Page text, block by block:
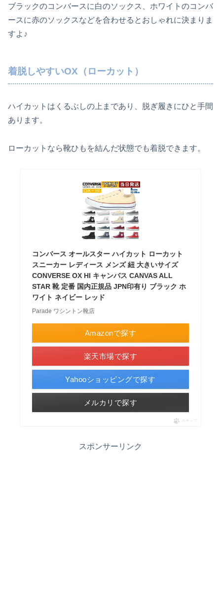
ブラックのコンバースに白のソックス、ホワイトのコンバ
ースに赤のソックスなどを合わせるとおしゃれに決まりま
すよ♪
着脱しやすいOX（ローカット）
ハイカットはくるぶしの上まであり、脱ぎ履きにひと手間
あります。
ローカットなら靴ひもを結んだ状態でも着脱できます。
コンバース オールスター ハイカット ローカット
スニーカー レディース メンズ 紐 大きいサイズ
CONVERSE OX HI キャンバス CANVAS ALL
STAR 靴 定番 国内正規品 JPN印有り ブラック ホ
ワイト ネイビー レッド
Parade ワシントン靴店
Amazonで探す
楽天市場で探す
Yahooショッピングで探す
メルカリで探す
ポチップ
スポンサーリンク